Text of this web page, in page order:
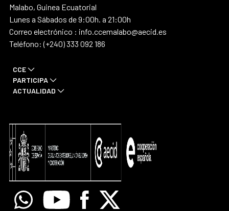
Malabo, Guinea Ecuatorial
Lunes a Sábados de 9:00h. a 21:00h
Correo electrónico : info.ccemalabo@aecid.es
Teléfono: (+240) 333 092 186
CCE
PARTICIPA
ACTUALIDAD
WhatsappYoutube Facebook
X